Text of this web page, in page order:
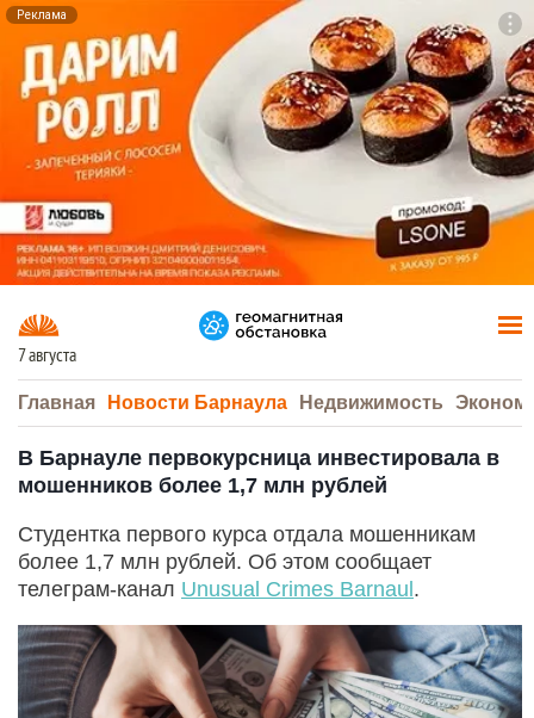
Реклама
7 августа
Главная Новости Барнаула Недвижимость
В Барнауле первокурсница инвестировала в
мошенников более 1,7 млн рублей
Студентка первого курса отдала мошенникам
более 1,7 млн рублей. Об этом сообщает
телеграм-канал Unusual Crimes Barnaul.